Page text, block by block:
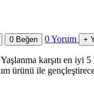
0 Beğen 0Yorum +
Yaşlanma karşıtı en iyi
ürünü ile